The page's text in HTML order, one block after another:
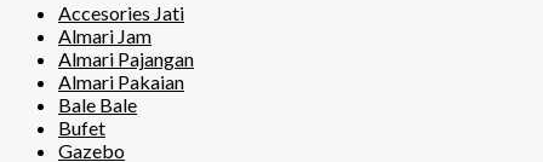
Accesories Jati
Almari Jam
Almari Pajangan
Almari Pakaian
Bale Bale
Bufet
Gazebo